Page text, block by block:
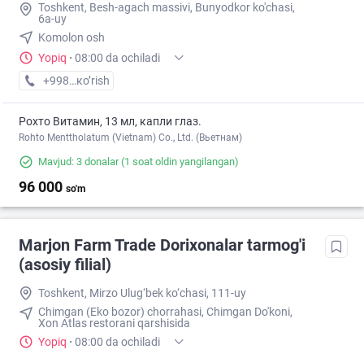
Toshkent, Besh-agach massivi, Bunyodkor ko'chasi,
6a-uy
Komolon osh
Yopiq · 08:00 da ochiladi
+998 (71) XXX-XX-XX
кo’rish
Рохто Витамин, 13 мл, капли глаз.
Rohto Menttholatum (Vietnam) Co., Ltd. (Вьетнам)
Mavjud: 3 donalar(1 soat oldin yangilangan)
96 000 so'm
Marjon Farm Trade Dorixonalar tarmog'i
(asosiy filial)
Toshkent, Mirzo Ulug‘bek ko‘chasi, 111-uy
Chimgan (Eko bozor) chorrahasi, Chimgan Do'koni,
Xon Atlas restorani qarshisida
Yopiq · 08:00 da ochiladi